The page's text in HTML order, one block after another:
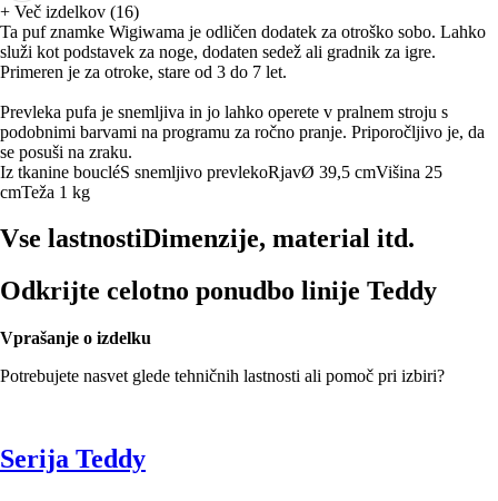
+ Več izdelkov (16)
Ta puf znamke Wigiwama je odličen dodatek za otroško sobo. Lahko
služi kot podstavek za noge, dodaten sedež ali gradnik za igre.
Primeren je za otroke, stare od 3 do 7 let.
Prevleka pufa je snemljiva in jo lahko operete v pralnem stroju s
podobnimi barvami na programu za ročno pranje. Priporočljivo je, da
se posuši na zraku.
Iz tkanine boucléS snemljivo prevlekoRjavØ 39,5 cmVišina 25
cmTeža 1 kg
Vse lastnostiDimenzije, material itd.
Odkrijte celotno ponudbo linije Teddy
Vprašanje o izdelku
Potrebujete nasvet glede tehničnih lastnosti ali pomoč pri izbiri?
Serija Teddy